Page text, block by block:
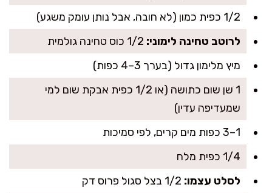
1/2 כפית כמון (לא חובה, אבל נותן עומק משגע)
לרוטב טחינה לימוני:
מיץ מלימון גדול (בערך 3–4 כפות)
1 שן שום כתושה (או 1/2 כפית אבקת שום למי
שמעדיפה עדין)
1–3 כפות מים קרים, לפי סמיכות
1/4 כפית מלח
לסלט עצמו: